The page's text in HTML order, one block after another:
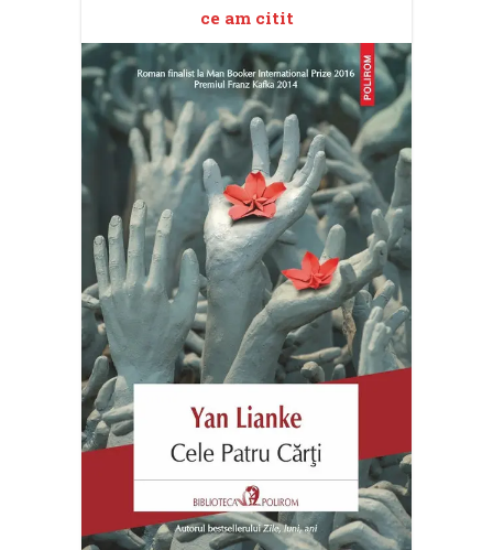
ce am citit